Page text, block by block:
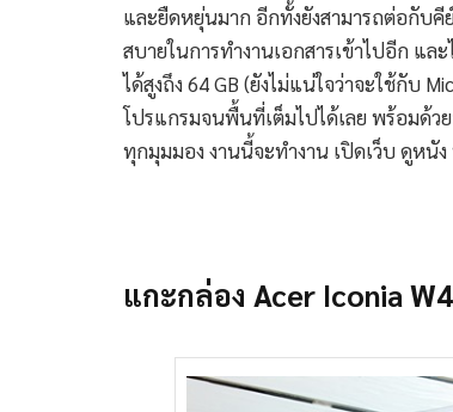
และยืดหยุ่นมาก อีกทั้งยังสามารถต่อกับคี
สบายในการทำงานเอกสารเข้าไปอีก แล
ได้สูงถึง 64 GB (ยังไม่แน่ใจว่าจะใช้กับ
โปรแกรมจนพื้นที่เต็มไปได้เลย พร้อมด้ว
ทุกมุมมอง งานนี้จะทำงาน เปิดเว็บ ดูหนั
แกะกล่อง Acer Iconia W4